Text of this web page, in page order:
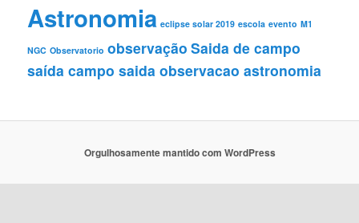
Astronomia eclipse solar 2019 escola evento M1
NGC Observatorio observação Saida de campo
saída campo saida observacao astronomia
Orgulhosamente mantido com WordPress